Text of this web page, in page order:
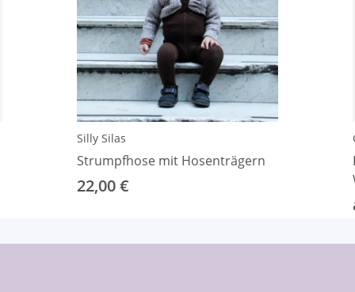
Silly Silas
Strumpfhose mit Hosenträgern
22,00 €